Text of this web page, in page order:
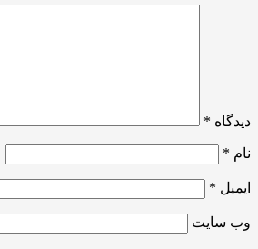
دیدگاه *
نام *
ایمیل *
وب‌ سایت